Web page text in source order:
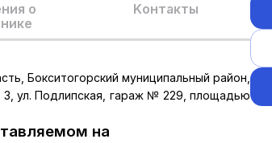
о
Kонтакты
Бокситогорский муниципальный район,
3, ул. Подлипская, гараж № 229, площадью
на